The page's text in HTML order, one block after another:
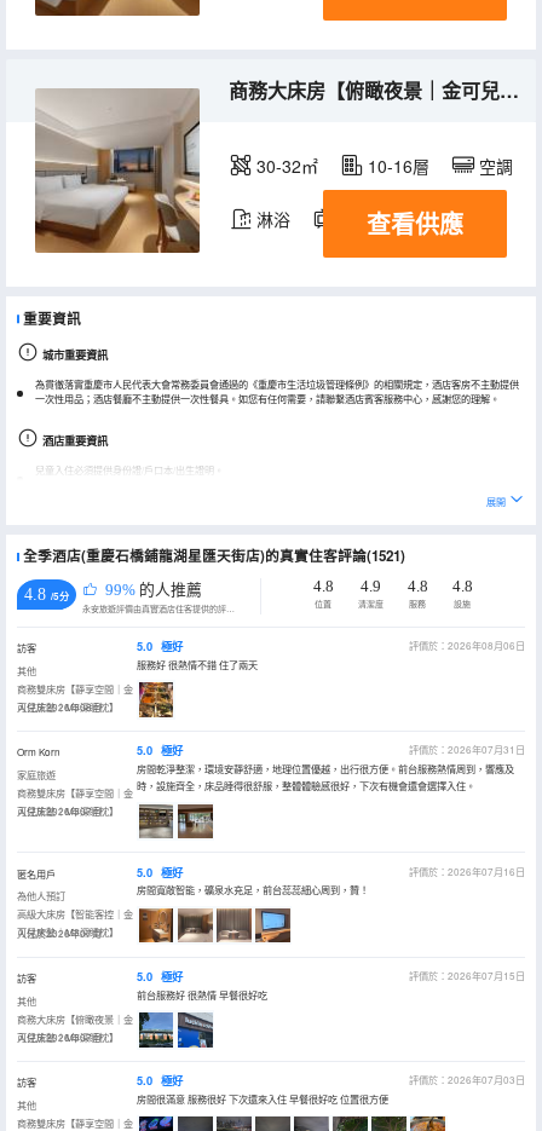
商務大床房【俯瞰夜景｜金可兒床墊｜M3深睡枕】
30-32㎡ 10-16層 空調
淋浴 電視機 冰箱
查看供應
重要資訊
城市重要資訊
為貫徹落實重慶市人民代表大會常務委員會通過的《重慶市生活垃圾管理條例》的相關規定，酒店客房不主動提供
一次性用品；酒店餐廳不主動提供一次性餐具。如您有任何需要，請聯繫酒店賓客服務中心，感謝您的理解。
酒店重要資訊
兒童入住必須提供身份證/戶口本/出生證明。
展開
全季酒店(重慶石橋鋪龍湖星匯天街店)的真實住客評論(1521)
4.8 /5分 99% 的人推薦
永安旅遊評價由真實酒店住客提供的評價。
4.8
位置
4.9
清潔度
4.8
服務
4.8
設施
訪客
其他
商務雙床房【靜享空間｜金
可兒床墊｜M3深睡枕】
入住於2026年08月
5.0 極好
評價於：2026年08月06日
服務好 很熱情不錯 住了兩天
Orm Korn
家庭旅遊
商務雙床房【靜享空間｜金
可兒床墊｜M3深睡枕】
入住於2026年07月
5.0 極好
評價於：2026年07月31日
房間乾淨整潔，環境安靜舒適，地理位置優越，出行很方便。前台服務熱情周到，響應及
時，設施齊全，床品睡得很舒服，整體體驗感很好，下次有機會還會選擇入住。
匿名用戶
為他人預訂
高級大床房【智能客控｜金
可兒床墊｜M3深睡枕】
入住於2026年07月
5.0 極好
評價於：2026年07月16日
房間寬敞智能，礦泉水充足，前台蕊蕊細心周到，贊！
訪客
其他
商務大床房【俯瞰夜景｜金
可兒床墊｜M3深睡枕】
入住於2026年07月
5.0 極好
評價於：2026年07月15日
前台服務好 很熱情 早餐很好吃
訪客
其他
商務雙床房【靜享空間｜金
5.0 極好
評價於：2026年07月03日
房間很滿意 服務很好 下次還來入住 早餐很好吃 位置很方便